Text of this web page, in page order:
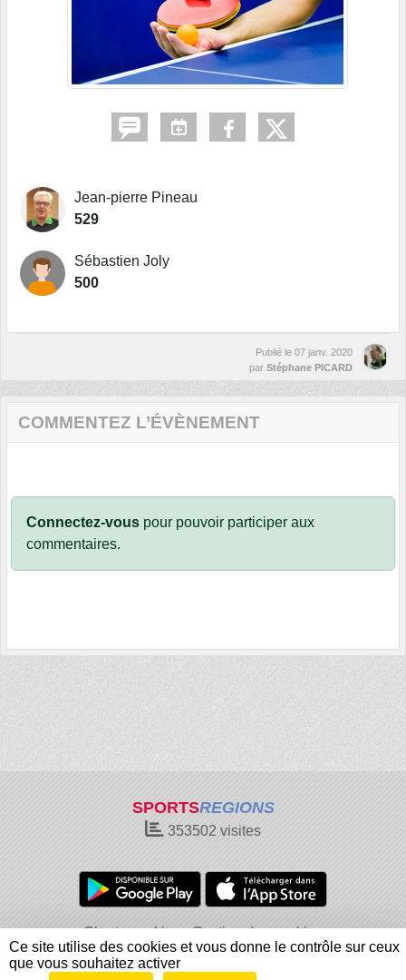
Jean-pierre Pineau
529
Sébastien Joly
500
Publié le 07 janv. 2020
par Stéphane PICARD
COMMENTEZ L’ÉVÈNEMENT
Connectez-vous pour pouvoir participer aux
commentaires.
SPORTSREGIONS
353502 visites
Charte cookies
Gestion des cookies
Informations légales
Signaler un contenu inapproprié
Ce site utilise des cookies et vous donne le contrôle sur ceux
que vous souhaitez activer